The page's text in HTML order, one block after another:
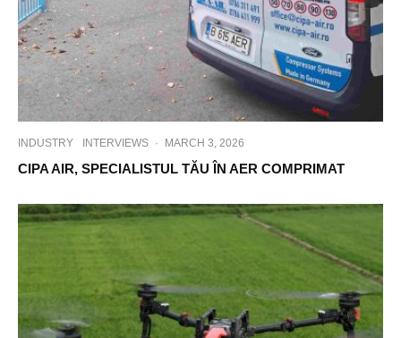
INDUSTRY INTERVIEWS · MARCH 3, 2026
CIPA AIR, SPECIALISTUL TĂU ÎN AER COMPRIMAT